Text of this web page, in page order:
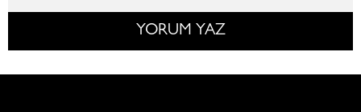
YORUM YAZ